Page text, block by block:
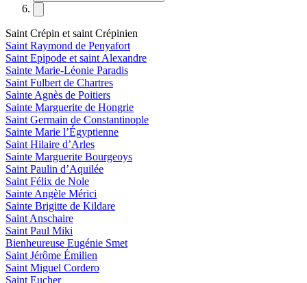
Saint Crépin et saint Crépinien
Saint Raymond de Penyafort
Saint Epipode et saint Alexandre
Sainte Marie-Léonie Paradis
Saint Fulbert de Chartres
Sainte Agnès de Poitiers
Sainte Marguerite de Hongrie
Saint Germain de Constantinople
Sainte Marie l’Égyptienne
Saint Hilaire d’Arles
Sainte Marguerite Bourgeoys
Saint Paulin d’Aquilée
Saint Félix de Nole
Sainte Angèle Mérici
Sainte Brigitte de Kildare
Saint Anschaire
Saint Paul Miki
Bienheureuse Eugénie Smet
Saint Jérôme Émilien
Saint Miguel Cordero
Saint Eucher